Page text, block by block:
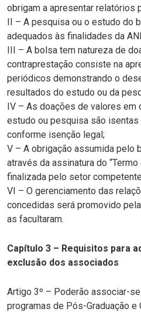
obrigam a apresentar relatórios
II – A pesquisa ou o estudo do
adequados às finalidades da
III – A bolsa tem natureza de
contraprestação consiste na
periódicos demonstrando o
resultados do estudo ou da
IV – As doações de valores em
estudo ou pesquisa são
conforme isenção legal;
V – A obrigação assumida pelo
através da assinatura do
finalizada pelo setor
VI – O gerenciamento das
concedidas será promovido
as facultaram.
Capítulo 3 – Requisitos para
exclusão dos associados
Artigo 3º – Poderão associar-
programas de Pós-Graduação